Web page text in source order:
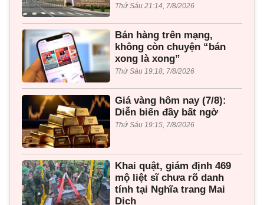
Thứ Sáu 21:14, 7/8/2026
Bán hàng trên mạng,
không còn chuyện “bán
xong là xong”
Thứ Sáu 19:18, 7/8/2026
Giá vàng hôm nay (7/8):
Diễn biến đầy bất ngờ
Thứ Sáu 19:15, 7/8/2026
Khai quật, giám định 469
mộ liệt sĩ chưa rõ danh
tính tại Nghĩa trang Mai
Dịch